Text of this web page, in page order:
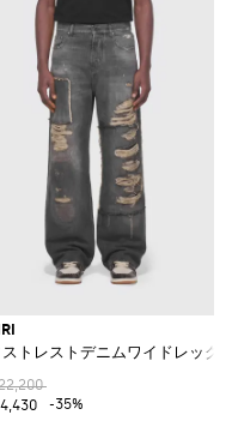
トレストデニムワイドレッグ
-35%